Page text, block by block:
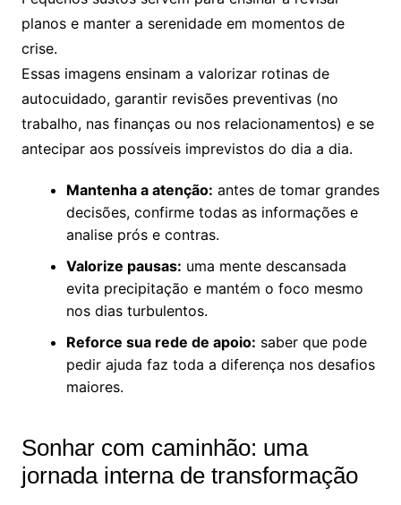
planos e manter a serenidade em momentos de
crise.
Essas imagens ensinam a valorizar rotinas de
autocuidado, garantir revisões preventivas (no
trabalho, nas finanças ou nos relacionamentos) e se
antecipar aos possíveis imprevistos do dia a dia.
Mantenha a atenção: antes de tomar grandes
decisões, confirme todas as informações e
analise prós e contras.
Valorize pausas: uma mente descansada
evita precipitação e mantém o foco mesmo
nos dias turbulentos.
Reforce sua rede de apoio: saber que pode
pedir ajuda faz toda a diferença nos desafios
maiores.
Sonhar com caminhão: uma
jornada interna de transformação